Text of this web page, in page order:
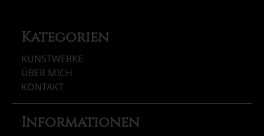
Kategorien
KUNSTWERKE
ÜBER MICH
KONTAKT
Informationen